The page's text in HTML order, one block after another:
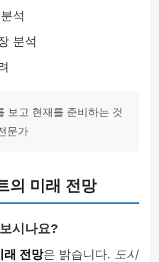
석
분석
보고 현재를 준비하는 것
문가
의 미래 전망
시나요?
래 전망은 밝습니다. 도시